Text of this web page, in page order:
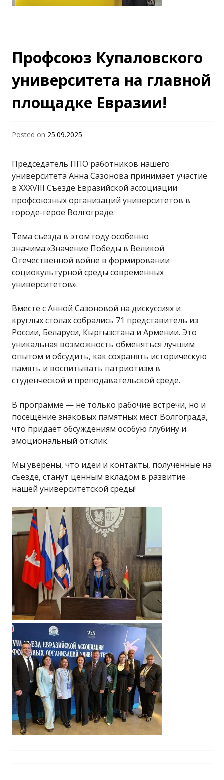
Профсоюз Купаловского
университета на главной
площадке Евразии!
Posted on 25.09.2025
Председатель ППО работников нашего
университета Анна Сазонова принимает участие
в XXXVIII Съезде Евразийской ассоциации
профсоюзных организаций университетов в
городе-герое Волгограде.
Тема съезда в этом году особенно
значима:«Значение Победы в Великой
Отечественной войне в формировании
социокультурной среды современных
университетов».
Вместе с Анной Сазоновой на дискуссиях и
круглых столах собрались 71 представитель из
России, Беларуси, Кыргызстана и Армении. Это
уникальная возможность обменяться лучшим
опытом и обсудить, как сохранять историческую
память и воспитывать патриотизм в
студенческой и преподавательской среде.
В программе — не только рабочие встречи, но и
посещение знаковых памятных мест Волгограда,
что придает обсуждениям особую глубину и
эмоциональный отклик.
Мы уверены, что идеи и контакты, полученные на
съезде, станут ценным вкладом в развитие
нашей университетской среды!